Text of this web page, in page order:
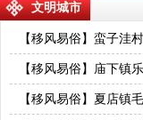
文明城市
【移风易俗】蛮子洼
风易俗树新风
【移风易俗】庙下镇
约》成为移风易俗工作
【移风易俗】夏店镇